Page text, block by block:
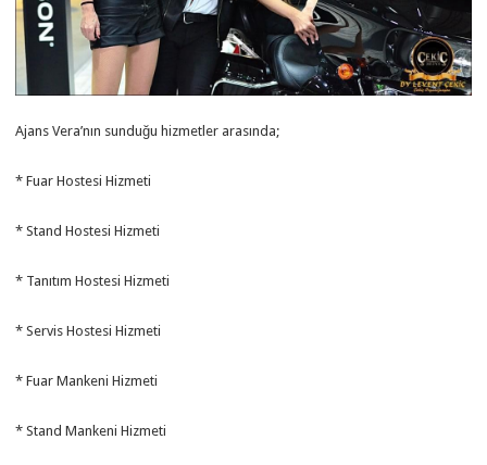
Ajans Vera’nın sunduğu hizmetler arasında;
* Fuar Hostesi Hizmeti
* Stand Hostesi Hizmeti
* Tanıtım Hostesi Hizmeti
* Servis Hostesi Hizmeti
* Fuar Mankeni Hizmeti
* Stand Mankeni Hizmeti